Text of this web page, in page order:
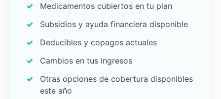
Medicamentos cubiertos en tu plan
Subsidios y ayuda financiera disponible
Deducibles y copagos actuales
Cambios en tus ingresos
Otras opciones de cobertura disponibles
este año